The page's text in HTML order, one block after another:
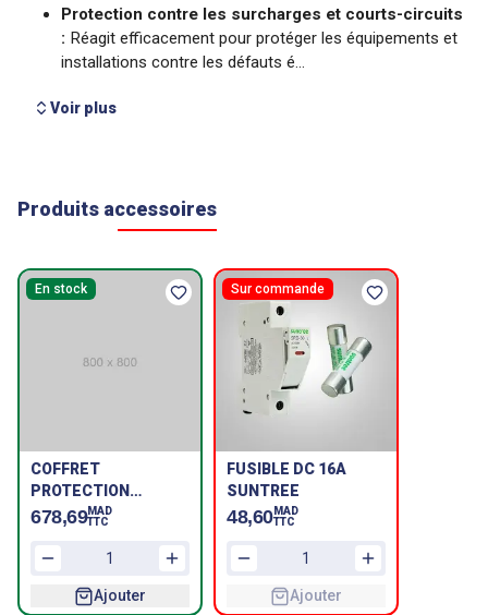
Voir plus
Produits accessoires
En stock
COFFRET
PROTECTION
PARAFOUDRE 1
678,69MAD
TTC
Ajouter
Sur commande
FUSIBLE DC 16A
SUNTREE
48,60 MAD
TTC
Ajouter